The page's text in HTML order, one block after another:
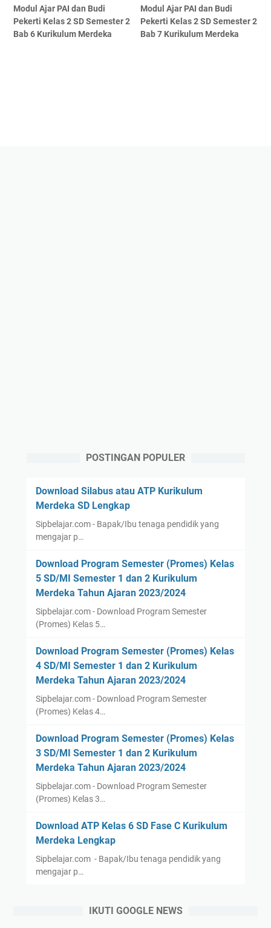
Modul Ajar PAI dan Budi
Pekerti Kelas 2 SD Semester 2
Bab 6 Kurikulum Merdeka
Modul Ajar PAI dan Budi
Pekerti Kelas 2 SD Semester 2
Bab 7 Kurikulum Merdeka
POSTINGAN POPULER
Download Silabus atau ATP Kurikulum
Merdeka SD Lengkap
Sipbelajar.com - Bapak/Ibu tenaga pendidik yang
mengajar p…
Download Program Semester (Promes) Kelas
5 SD/MI Semester 1 dan 2 Kurikulum
Merdeka Tahun Ajaran 2023/2024
Sipbelajar.com - Download Program Semester
(Promes) Kelas 5…
Download Program Semester (Promes) Kelas
4 SD/MI Semester 1 dan 2 Kurikulum
Merdeka Tahun Ajaran 2023/2024
Sipbelajar.com - Download Program Semester
(Promes) Kelas 4…
Download Program Semester (Promes) Kelas
3 SD/MI Semester 1 dan 2 Kurikulum
Merdeka Tahun Ajaran 2023/2024
Sipbelajar.com - Download Program Semester
(Promes) Kelas 3…
Download ATP Kelas 6 SD Fase C Kurikulum
Merdeka Lengkap
Sipbelajar.com - Bapak/Ibu tenaga pendidik yang
mengajar p…
IKUTI GOOGLE NEWS